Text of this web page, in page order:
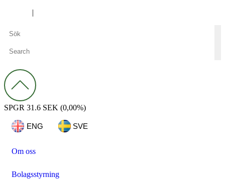
|
SPGR 31.6 SEK (0,00%)
ENG SVE
Om oss
Bolagsstyrning